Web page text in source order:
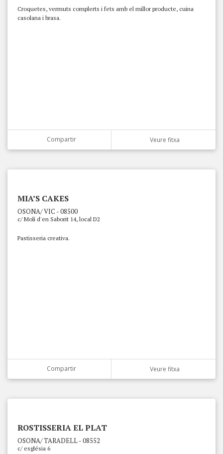
Croquetes, vermuts complerts i fets amb el millor producte, cuina
casolana i brasa.
Compartir Veure fitxa
MIA’S CAKES
OSONA/ VIC - 08500
c/ Molí d'en Saborit 14, local D2
Pastisseria creativa.
Compartir Veure fitxa
ROSTISSERIA EL PLAT
OSONA/ TARADELL - 08552
c/ església 6